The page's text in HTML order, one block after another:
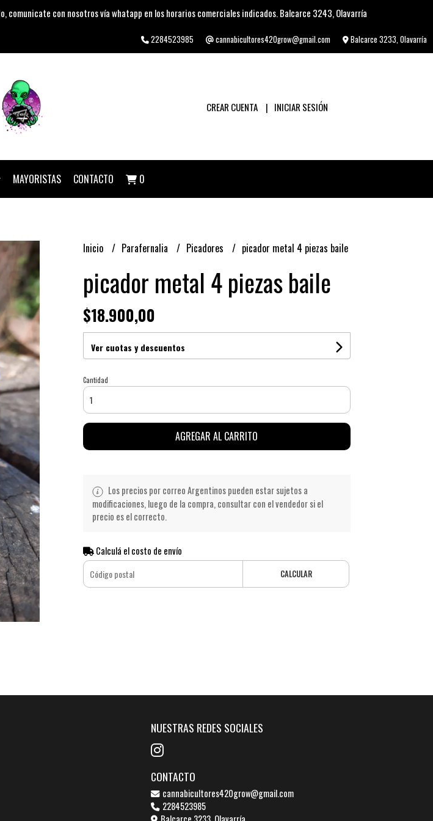
comunicate con nosotros vía whatapp en los horarios comerciales indicados. Balcarce 3243, Olavarría
2284523985 cannabicultores420grow@gmail.com Balcarce 3233, Olavarría
CREAR CUENTA INICIAR SESIÓN
MAYORISTAS CONTACTO 0
Inicio Parafernalia Picadores picador metal 4 piezas baile
picador metal 4 piezas baile
$18.900,00
Ver cuotas y descuentos
Cantidad
AGREGAR AL CARRITO
Los precios por correo Argentinos pueden estar sujetos a
modificaciones, luego de la compra, consultar con el vendedor si el
precio es el correcto.
Calculá el costo de envío
CALCULAR
NUESTRAS REDES SOCIALES
CONTACTO
cannabicultores420grow@gmail.com
2284523985